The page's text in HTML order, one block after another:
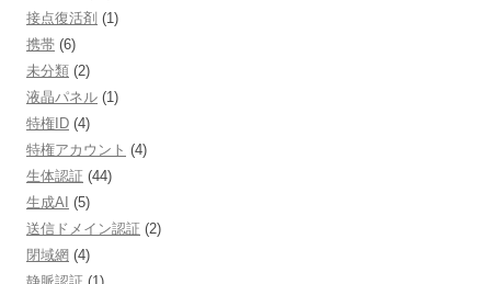
接点復活剤 (1)
携帯 (6)
未分類 (2)
液晶パネル (1)
特権ID (4)
特権アカウント (4)
生体認証 (44)
生成AI (5)
送信ドメイン認証 (2)
閉域網 (4)